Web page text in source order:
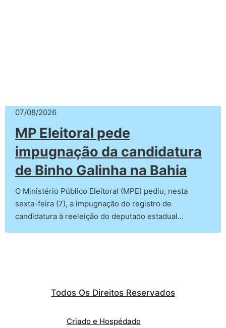
07/08/2026
MP Eleitoral pede
impugnação da candidatura
de Binho Galinha na Bahia
O Ministério Público Eleitoral (MPE) pediu, nesta
sexta-feira (7), a impugnação do registro de
candidatura à reeleição do deputado estadual…
Todos Os Direitos Reservados
Criado e Hospédado